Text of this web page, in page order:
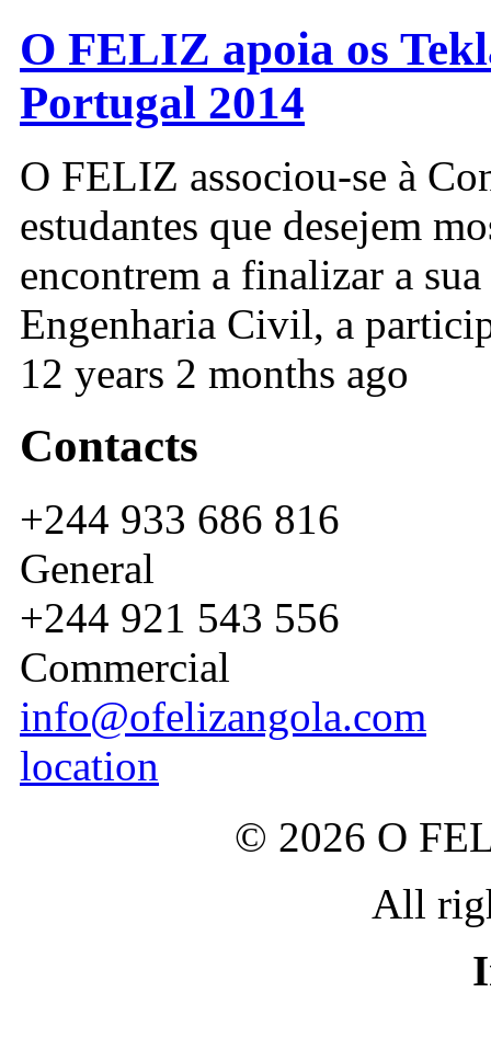
O FELIZ apoia os
Portugal 2014
O FELIZ associou-se à
estudantes que desejem
encontrem a finalizar a
Engenharia Civil, a
12 years 2 months ago
Contacts
+244 933 686 816
General
+244 921 543 556
Commercial
info@ofelizangola.com
location
© 2026 O
All